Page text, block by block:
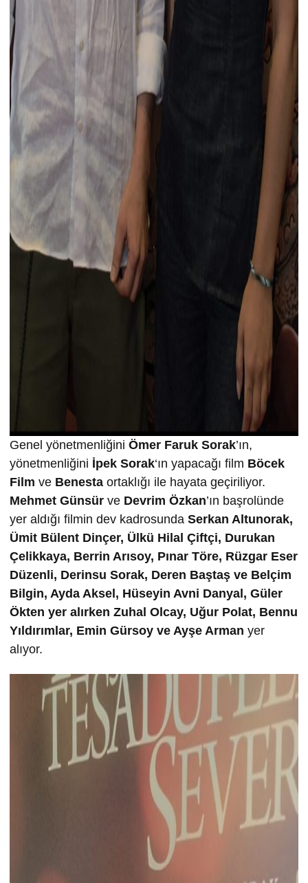
Genel yönetmenliğini Ömer Faruk Sorak’ın,
yönetmenliğini İpek Sorak‘ın yapacağı film Böcek
Film ve Benesta ortaklığı ile hayata geçiriliyor.
Mehmet Günsür ve Devrim Özkan’ın başrolünde
yer aldığı filmin dev kadrosunda Serkan Altunorak,
Ümit Bülent Dinçer, Ülkü Hilal Çiftçi, Durukan
Çelikkaya, Berrin Arısoy, Pınar Töre, Rüzgar Eser
Düzenli, Derinsu Sorak, Deren Baştaş ve Belçim
Bilgin, Ayda Aksel, Hüseyin Avni Danyal, Güler
Ökten yer alırken Zuhal Olcay, Uğur Polat, Bennu
Yıldırımlar, Emin Gürsoy ve Ayşe Arman yer
alıyor.